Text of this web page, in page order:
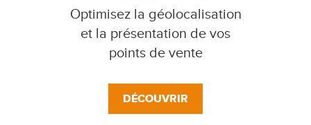
Optimisez la géolocalisation
et la présentation de vos
points de vente
DÉCOUVRIR